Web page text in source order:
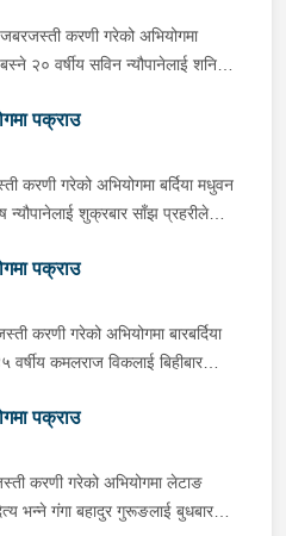
करणी गरेको अभियोगमा
२० वर्षीय सविन न्यौपानेलाई शनिबार
कार्यालय वानाबाट खटिएको
यस सम्बन्धमा प्रहरीले आवश्यक
पक्राउ
करणी गरेको अभियोगमा बर्दिया मधुवन
न्यौपानेलाई शुक्रबार साँझ प्रहरीले
कोहलपुरबाट खटिएको प्रहरीले
पक्राउ गरेको हो । यस सम्बन्धमा
छ ।
पक्राउ
करणी गरेको अभियोगमा बारबर्दिया
कमलराज विकलाई बिहीबार
चौकी कतर्नियाघाटबाट खटिएको
१८ वर्षीया किशोरीलाई जबरजस्ती
गाउँपालिका-१ भम्पा बस्ने ३८ वर्षीय
पक्राउ गरेको छ । रूपलालले ती
पक्राउ
करणी गरेको अभियोगमा लेटाङ
भन्ने गंगा बहादुर गुरूङलाई बुधबार